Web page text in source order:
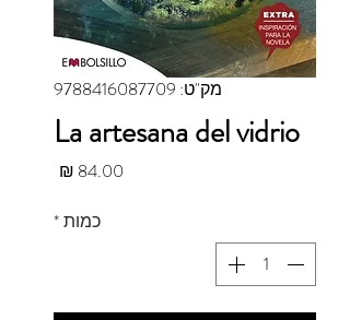
מק"ט: 9788416087709
La artesana del vidrio
כמות*